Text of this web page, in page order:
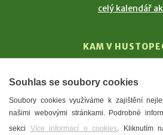
celý kalendář
KAM V
T. G. Masaryk
Mandloně
Ubytování
Souhlas se soubory cookies
Soubory cookies využíváme k zajištění
našimi webovými stránkami. Podrobné
sekci Více informací o cookies. Kliknutím